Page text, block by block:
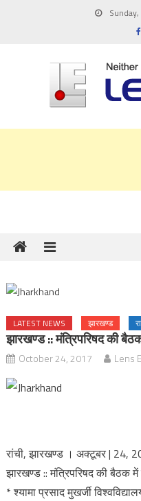
LATEST NEWS झारखण्ड
झारखण्ड :: मंत्रिपरिषद की
October 24, 2017 Lens
रांची, झारखण्ड । अक्टूबर | 24,
झारखण्ड :: मंत्रिपरिषद की बैठक में
* श्यामा प्रसाद मुखर्जी